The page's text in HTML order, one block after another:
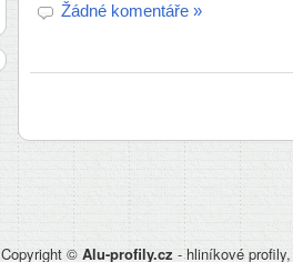
Žádné komentáře »
Copyright © Alu-profily.cz - hliníkové